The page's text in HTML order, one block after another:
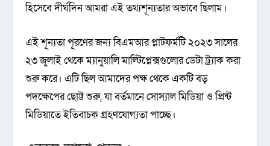
হিসেবে দীর্ঘদিন আমরা এই তথ্যশূন্যতার অভাবে ছিলাম।
এই শূন্যতা পূরণের জন্য বিএমআর প্লাটফর্মটি ২০২৩ সালের
২৩ জুলাই থেকে ম্যানুয়ালি মাল্টিপ্লেক্সগুলোর ডেটা ট্র‍্যাক করা
শুরু করে। এটি ছিল আমাদের পক্ষ থেকে একটি বড়
পদক্ষেপের ছোট্ট শুরু, যা বর্তমানে সোস্যাল মিডিয়া ও প্রিন্ট
মিডিয়াতে ইতিবাচক গ্রহণযোগ্যতা পাচ্ছে।